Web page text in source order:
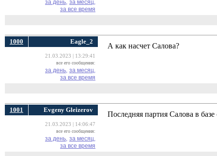
за день, за месяц,
за все время
1000 Eagle_2
21.03.2023 | 13:29:41
все его сообщения:
за день, за месяц,
за все время
А как насчет Салова?
1001 Evgeny Gleizerov
21.03.2023 | 14:06:47
все его сообщения:
за день, за месяц,
за все время
Последняя партия Салова в